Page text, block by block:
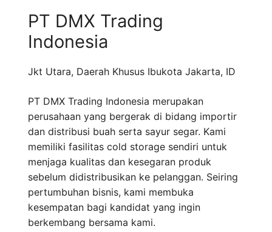
PT DMX Trading
Indonesia
Jkt Utara, Daerah Khusus Ibukota Jakarta, ID
PT DMX Trading Indonesia merupakan
perusahaan yang bergerak di bidang importir
dan distribusi buah serta sayur segar. Kami
memiliki fasilitas cold storage sendiri untuk
menjaga kualitas dan kesegaran produk
sebelum didistribusikan ke pelanggan. Seiring
pertumbuhan bisnis, kami membuka
kesempatan bagi kandidat yang ingin
berkembang bersama kami.